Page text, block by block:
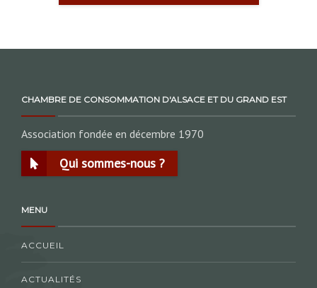
CHAMBRE DE CONSOMMATION D'ALSACE ET DU GRAND EST
Association fondée en décembre 1970
Qui sommes-nous ?
MENU
ACCUEIL
ACTUALITÉS